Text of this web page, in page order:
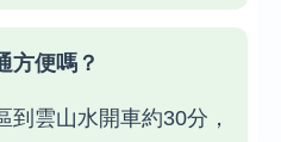
方便嗎？
雲山水開車約30分，